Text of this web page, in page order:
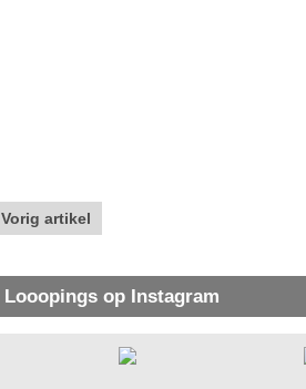
Vorig artikel
Looopings op Instagram